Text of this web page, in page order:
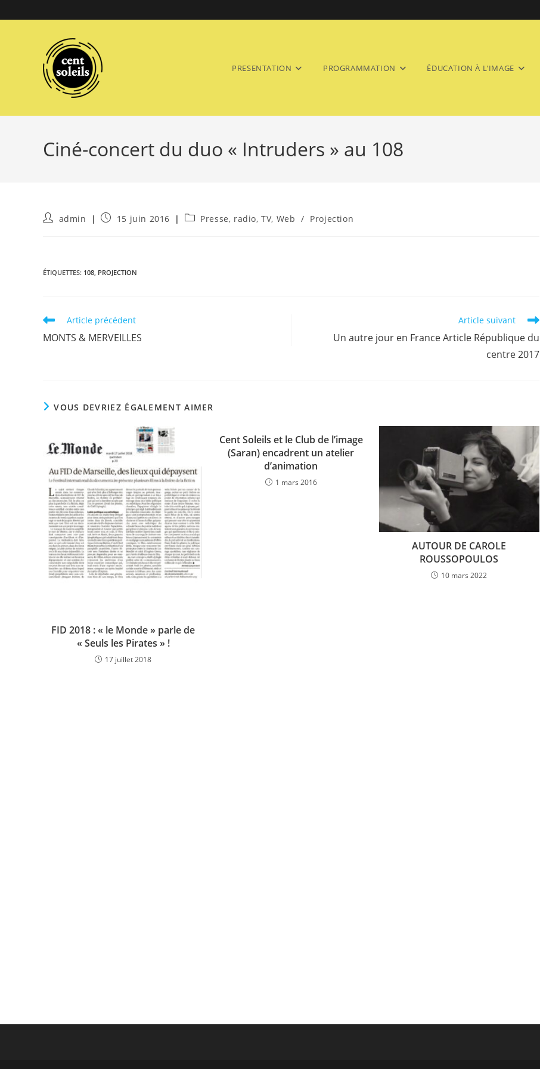
to
PRESENTATION PROGRAMMATION ÉDUCATION À L’IMAGE
Ciné-concert du duo « Intruders » au 108
Auteur/autrice
admin
Publication
15 juin 2016
PostPresse, radio, TV, Web / Projection
ÉTIQUETTES: 108, PROJECTION
Read
articles
Article précédent
MONTS & MERVEILLES
Article suivant
Un autre jour en France Article République du
centre 2017
VOUS DEVRIEZ ÉGALEMENT AIMER
FID 2018 : « le Monde » parle de
« Seuls les Pirates » !
17 juillet 2018
Cent Soleils et le Club de l’image
(Saran) encadrent un atelier
d’animation
1 mars 2016
AUTOUR DE CAROLE
ROUSSOPOULOS
10 mars 2022